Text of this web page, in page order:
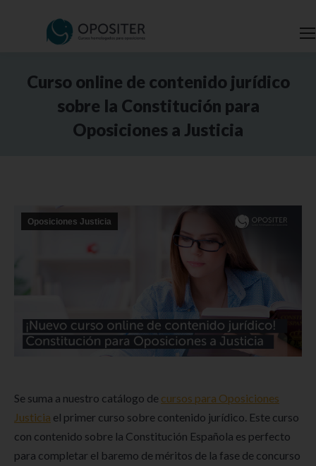
Curso online de contenido jurídico
sobre la Constitución para
Oposiciones a Justicia
Oposiciones Justicia
Se suma a nuestro catálogo de cursos para Oposiciones
Justicia el primer curso sobre contenido jurídico. Este curso
con contenido sobre la Constitución Española es perfecto
para completar el baremo de méritos de la fase de concurso